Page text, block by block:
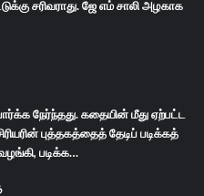
சரிவராது. ஜே எம் சாலி அழகாக
நேர்ந்தது. கதையின் மீது ஏற்பட்ட
புத்தகத்தைத் தேடிப் படிக்கத்
படிக்க…